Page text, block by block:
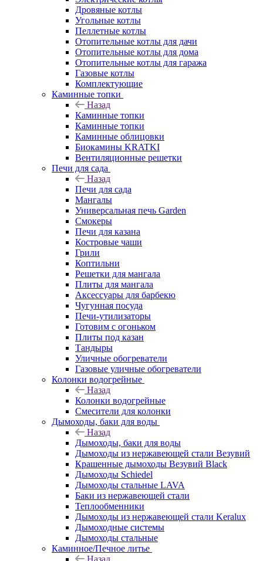
Дровяные котлы
Угольные котлы
Пеллетные котлы
Отопительные котлы для дачи
Отопительные котлы для дома
Отопительные котлы для гаража
Газовые котлы
Комплектующие
Каминные топки
Назад
Каминные топки
Каминные топки
Каминные облицовки
Биокамины KRATKI
Вентиляционные решетки
Печи для сада
Назад
Печи для сада
Мангалы
Универсальная печь Garden
Смокеры
Печи для казана
Костровые чаши
Грили
Коптильни
Решетки для мангала
Плиты для мангала
Аксессуары для барбекю
Чугунная посуда
Печи-утилизаторы
Готовим с огоньком
Плиты под казан
Тандыры
Уличные обогреватели
Газовые уличные обогреватели
Колонки водогрейные
Назад
Колонки водогрейные
Смесители для колонки
Дымоходы, баки для воды
Назад
Дымоходы, баки для воды
Дымоходы из нержавеющей стали Везувий
Крашенные дымоходы Везувий Black
Дымоходы Schiedel
Дымоходы стальные LAVA
Баки из нержавеющей стали
Теплообменники
Дымоходы из нержавеющей стали Keralux
Дымоходные системы
Дымоходы стальные
Каминное/Печное литье
Назад